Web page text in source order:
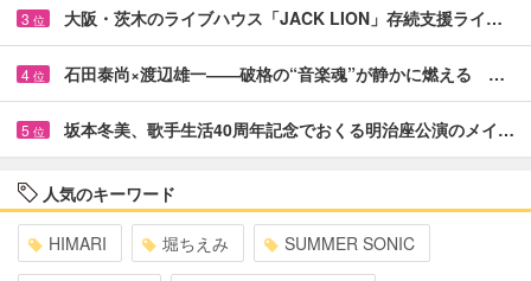
3 位 大阪・茨木のライブハウス「JACK LION」存続支援ライ…
4 位 石田泰尚×渡辺雄一――破格の“音楽魂”が静かに燃える …
5 位 坂本冬美、歌手生活40周年記念でおくる明治座公演のメイ…
人気のキーワード
HIMARI 堀ちえみ SUMMER SONIC